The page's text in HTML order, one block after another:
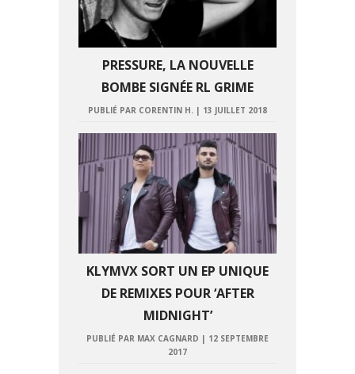
PRESSURE, LA NOUVELLE
BOMBE SIGNÉE RL GRIME
PUBLIÉ PAR CORENTIN H. | 13 JUILLET 2018
KLYMVX SORT UN EP UNIQUE
DE REMIXES POUR ‘AFTER
MIDNIGHT’
PUBLIÉ PAR MAX CAGNARD | 12 SEPTEMBRE
2017